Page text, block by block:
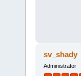
sv_shady
Administrator